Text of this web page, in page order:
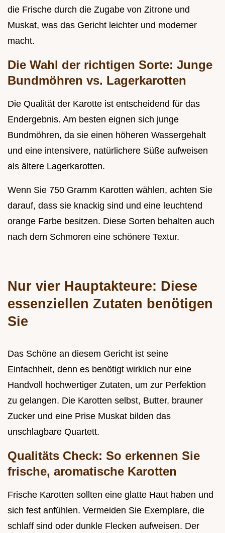
die Frische durch die Zugabe von Zitrone und
Muskat, was das Gericht leichter und moderner
macht.
Die Wahl der richtigen Sorte: Junge
Bundmöhren vs. Lagerkarotten
Die Qualität der Karotte ist entscheidend für das
Endergebnis. Am besten eignen sich junge
Bundmöhren, da sie einen höheren Wassergehalt
und eine intensivere, natürlichere Süße aufweisen
als ältere Lagerkarotten.
Wenn Sie 750 Gramm Karotten wählen, achten Sie
darauf, dass sie knackig sind und eine leuchtend
orange Farbe besitzen. Diese Sorten behalten auch
nach dem Schmoren eine schönere Textur.
Nur vier Hauptakteure: Diese
essenziellen Zutaten benötigen
Sie
Das Schöne an diesem Gericht ist seine
Einfachheit, denn es benötigt wirklich nur eine
Handvoll hochwertiger Zutaten, um zur Perfektion
zu gelangen. Die Karotten selbst, Butter, brauner
Zucker und eine Prise Muskat bilden das
unschlagbare Quartett.
Qualitäts Check: So erkennen Sie
frische, aromatische Karotten
Frische Karotten sollten eine glatte Haut haben und
sich fest anfühlen. Vermeiden Sie Exemplare, die
schlaff sind oder dunkle Flecken aufweisen. Der